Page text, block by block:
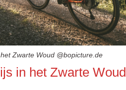
Zwarte Woud @bopicture.de
in het Zwarte Woud